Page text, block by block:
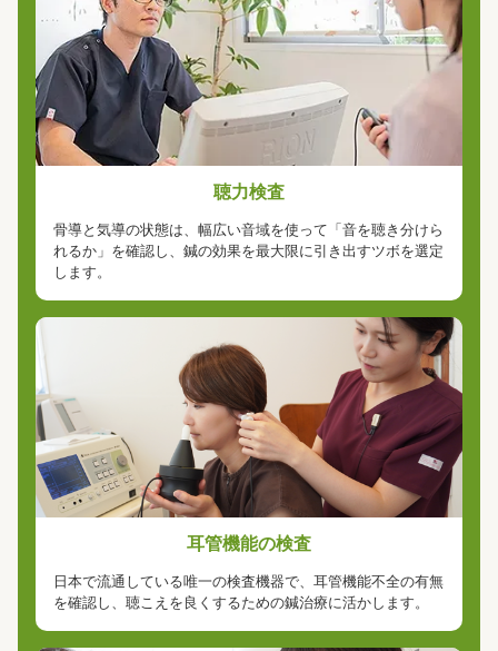
聴力検査
骨導と気導の状態は、幅広い音域を使って「音を聴き分けら
れるか」を確認し、鍼の効果を最大限に引き出すツボを選定
します。
耳管機能の検査
日本で流通している唯一の検査機器で、耳管機能不全の有無
を確認し、聴こえを良くするための鍼治療に活かします。